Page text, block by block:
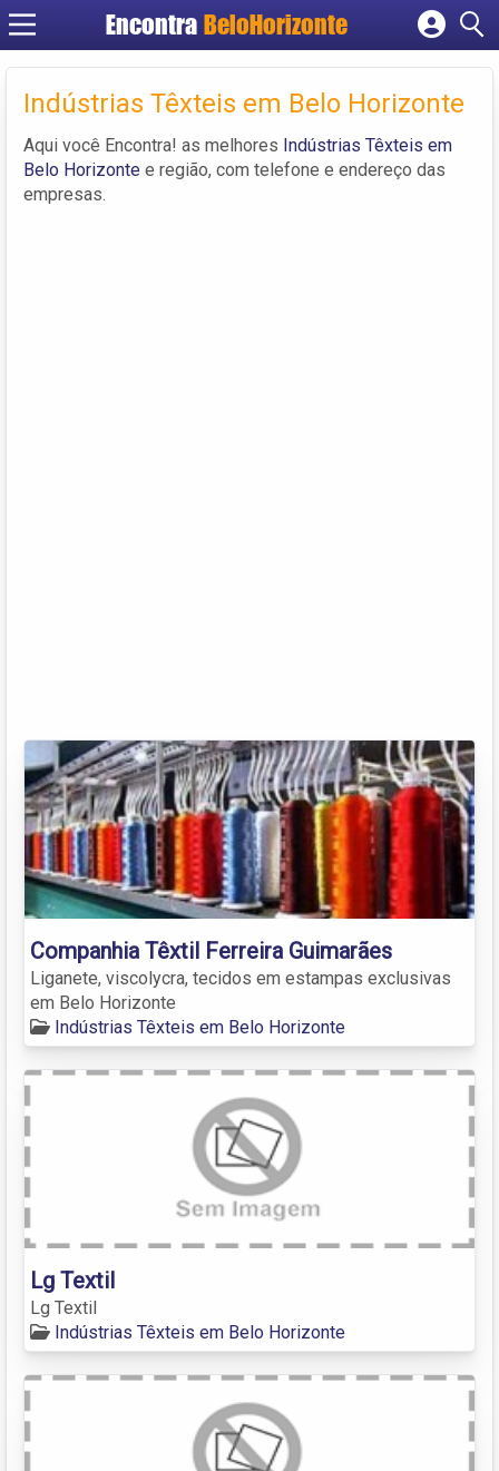
Encontra BeloHorizonte
Cadastrar empresa
Criar conta
Indústrias Têxteis em Belo Horizonte
Aqui você Encontra! as melhores Indústrias Têxteis em
Belo Horizonte e região, com telefone e endereço das
empresas.
Companhia Têxtil Ferreira Guimarães
Liganete, viscolycra, tecidos em estampas exclusivas
em Belo Horizonte
Indústrias Têxteis em Belo Horizonte
Lg Textil
Lg Textil
Indústrias Têxteis em Belo Horizonte